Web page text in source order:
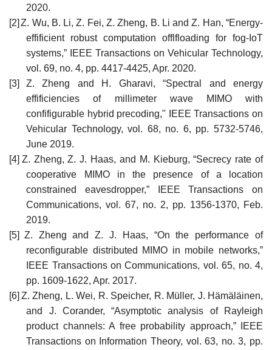
2020.
[2] Z. Wu, B. Li, Z. Fei, Z. Zheng, B. Li and Z. Han, “Energy-
effificient robust computation offlfloading for fog-IoT
systems,” IEEE Transactions on Vehicular Technology,
vol. 69, no. 4, pp. 4417-4425, Apr. 2020.
[3]
Z. Zheng and H. Gharavi, “Spectral and energy
effificiencies of millimeter wave MIMO with
confifigurable hybrid precoding," IEEE Transactions on
Vehicular Technology, vol. 68, no. 6, pp. 5732-5746,
June 2019.
[4] Z. Zheng, Z. J. Haas, and M. Kieburg, “Secrecy rate of
cooperative MIMO in the presence of a location
constrained eavesdropper,” IEEE Transactions on
Communications, vol. 67, no. 2, pp. 1356-1370, Feb.
2019.
[5] Z. Zheng and Z. J. Haas, “On the performance of
reconfigurable distributed MIMO in mobile networks,”
IEEE Transactions on Communications, vol. 65, no. 4,
pp. 1609-1622, Apr. 2017.
[6] Z. Zheng, L. Wei, R. Speicher, R. Müller, J. Hämäläinen,
and J. Corander, “Asymptotic analysis of Rayleigh
product channels: A free probability approach,” IEEE
Transactions on Information Theory, vol. 63, no. 3, pp.